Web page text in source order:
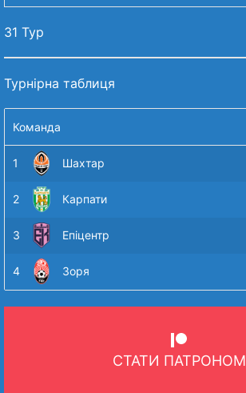
31 Тур
Турнірна таблиця
Команда
1 Шахтар
2 Карпати
3 Епіцентр
4 Зоря
СТАТИ ПАТРОНОМ